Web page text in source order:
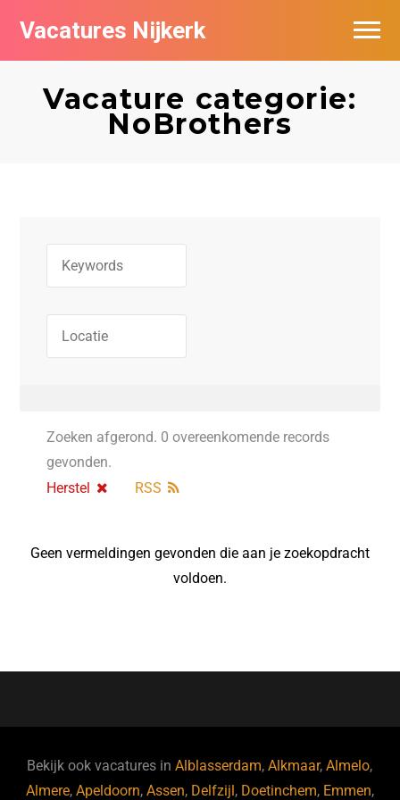
Vacatures Nijkerk
Vacature categorie:
NoBrothers
Zoeken afgerond. 0 overeenkomende records
gevonden.
Herstel
RSS
Geen vermeldingen gevonden die aan je zoekopdracht
voldoen.
Bekijk ook vacatures inAlblasserdam,Alkmaar,Almelo,
Almere, Apeldoorn, Assen, Delfzijl , Doetinchem, Emmen,